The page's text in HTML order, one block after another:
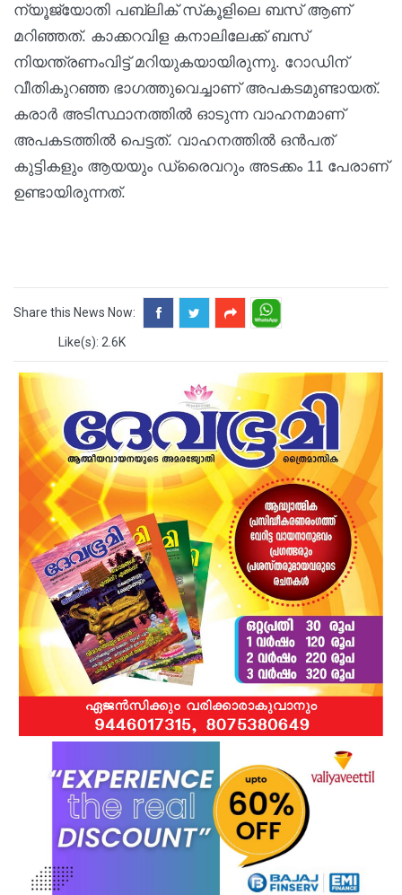
ന്യൂജ്യോതി പബ്ലിക് സ്‌കൂളിലെ ബസ് ആണ്
മറിഞ്ഞത്. കാക്കറവിള കനാലിലേക്ക് ബസ്
നിയന്ത്രണംവിട്ട് മറിയുകയായിരുന്നു. റോഡിന്
വീതികുറഞ്ഞ ഭാഗത്തുവെച്ചാണ് അപകടമുണ്ടായത്.
കരാര്‍ അടിസ്ഥാനത്തില്‍ ഓടുന്ന വാഹനമാണ്
അപകടത്തില്‍ പെട്ടത്. വാഹനത്തില്‍ ഒന്‍പത്
കുട്ടികളും ആയയും ഡ്രൈവറും അടക്കം 11 പേരാണ്
ഉണ്ടായിരുന്നത്.
Share this News Now:
Like(s): 2.6K